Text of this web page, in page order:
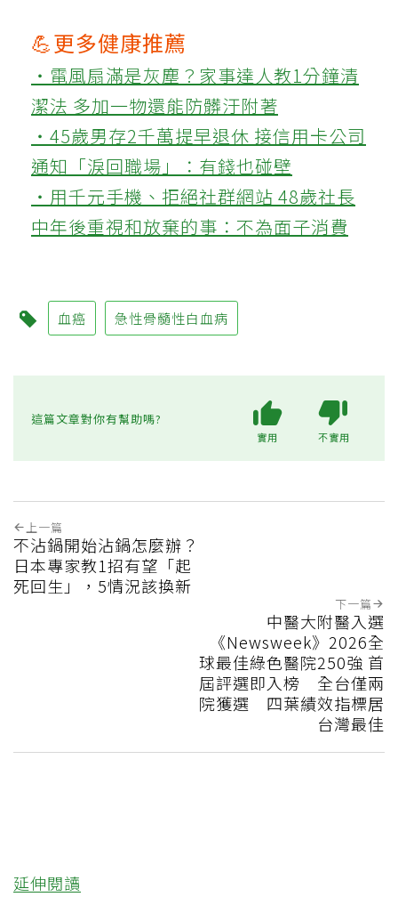
💪更多健康推薦
‧電風扇滿是灰塵？家事達人教1分鐘清
潔法 多加一物還能防髒汙附著
‧45歲男存2千萬提早退休 接信用卡公司
通知「淚回職場」：有錢也碰壁
‧用千元手機、拒絕社群網站 48歲社長
中年後重視和放棄的事：不為面子消費
血癌 急性骨髓性白血病
這篇文章對你有幫助嗎?
實用 不實用
上一篇
不沾鍋開始沾鍋怎麼辦？
日本專家教1招有望「起
死回生」，5情況該換新
下一篇
中醫大附醫入選
《Newsweek》2026全
球最佳綠色醫院250強 首
屆評選即入榜 全台僅兩
院獲選 四葉績效指標居
台灣最佳
延伸閱讀